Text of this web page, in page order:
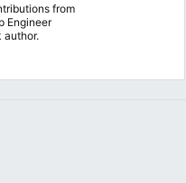
from
Engineer
author.